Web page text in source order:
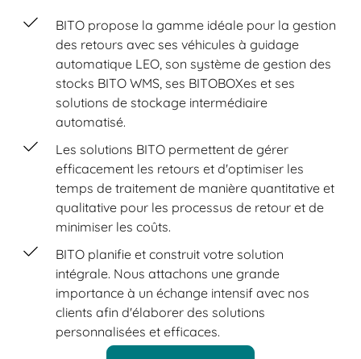
BITO propose la gamme idéale pour la gestion
des retours avec ses véhicules à guidage
automatique LEO, son système de gestion des
stocks BITO WMS, ses BITOBOXes et ses
solutions de stockage intermédiaire
automatisé.
Les solutions BITO permettent de gérer
efficacement les retours et d'optimiser les
temps de traitement de manière quantitative et
qualitative pour les processus de retour et de
minimiser les coûts.
BITO planifie et construit votre solution
intégrale. Nous attachons une grande
importance à un échange intensif avec nos
clients afin d'élaborer des solutions
personnalisées et efficaces.